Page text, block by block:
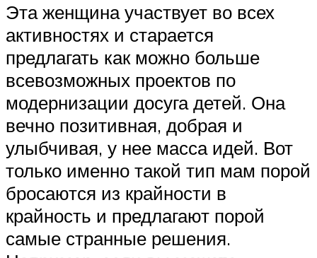
Эта женщина участвует во всех
активностях и старается
предлагать как можно больше
всевозможных проектов по
модернизации досуга детей. Она
вечно позитивная, добрая и
улыбчивая, у нее масса идей. Вот
только именно такой тип мам порой
бросаются из крайности в
крайность и предлагают порой
самые странные решения.